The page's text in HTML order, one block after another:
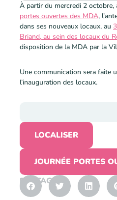
À partir du mercredi 2 octobre,
portes ouvertes des MDA,
dans ses nouveaux locaux, au
Briand, au sein des locaux du
disposition de la MDA par la
Une communication sera faite
l’inauguration des locaux.
LOCALISER
JOURNÉE PORTES
PARTAGER